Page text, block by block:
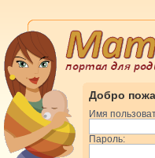
Добро
Имя
Пароль: